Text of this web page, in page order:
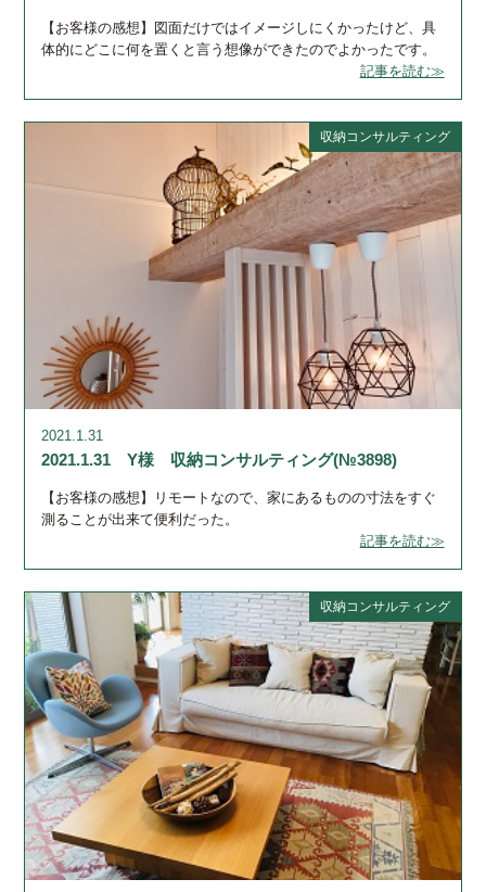
【お客様の感想】図面だけではイメージしにくかったけど、具
体的にどこに何を置くと言う想像ができたのでよかったです。
記事を読む≫
収納コンサルティング
2021.1.31
2021.1.31 Y様 収納コンサルティング(№3898)
【お客様の感想】リモートなので、家にあるものの寸法をすぐ
測ることが出来て便利だった。
記事を読む≫
収納コンサルティング